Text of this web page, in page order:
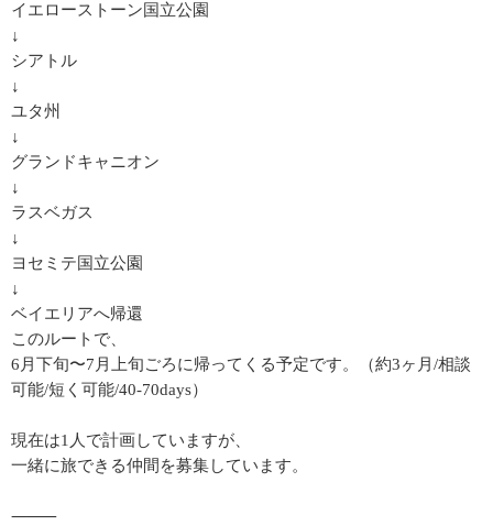
イエローストーン国立公園
↓
シアトル
↓
ユタ州
↓
グランドキャニオン
↓
ラスベガス
↓
ヨセミテ国立公園
↓
ベイエリアへ帰還
このルートで、
6月下旬〜7月上旬ごろに帰ってくる予定です。（約3ヶ月/相談
可能/短く可能/40-70days）
現在は1人で計画していますが、
一緒に旅できる仲間を募集しています。
⸻